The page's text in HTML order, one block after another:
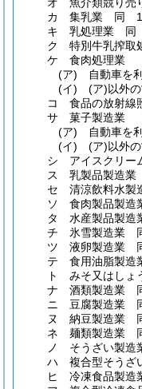
カ
集乳業 同
キ
乳処理業 同
ク
特別牛乳搾
ケ
食肉処理業
(ア)
自動車を
(イ)
(ア)以外
コ
食品の放射
サ
菓子製造業
(ア)
自動車を
(イ)
(ア)以外
シ
アイスクリ
ス
乳製品製造
セ
清涼飲料水
ソ
食肉製品製
タ
水産製品製
チ
氷雪製造業
ツ
液卵製造業
テ
食用油脂製
ト
みそ又はし
ナ
酒類製造業
ニ
豆腐製造業
ヌ
納豆製造業
ネ
麺類製造業
ノ
そうざい製
ハ
複合型そう
ヒ
冷凍食品製